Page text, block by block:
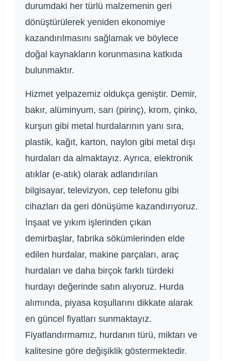
durumdaki her türlü malzemenin geri
dönüştürülerek yeniden ekonomiye
kazandırılmasını sağlamak ve böylece
doğal kaynakların korunmasına katkıda
bulunmaktır.
Hizmet yelpazemiz oldukça geniştir. Demir,
bakır, alüminyum, sarı (pirinç), krom, çinko,
kurşun gibi metal hurdalarının yanı sıra,
plastik, kağıt, karton, naylon gibi metal dışı
hurdaları da almaktayız. Ayrıca, elektronik
atıklar (e-atık) olarak adlandırılan
bilgisayar, televizyon, cep telefonu gibi
cihazları da geri dönüşüme kazandırıyoruz.
İnşaat ve yıkım işlerinden çıkan
demirbaşlar, fabrika sökümlerinden elde
edilen hurdalar, makine parçaları, araç
hurdaları ve daha birçok farklı türdeki
hurdayı değerinde satın alıyoruz. Hurda
alımında, piyasa koşullarını dikkate alarak
en güncel fiyatları sunmaktayız.
Fiyatlandırmamız, hurdanın türü, miktarı ve
kalitesine göre değişiklik göstermektedir.